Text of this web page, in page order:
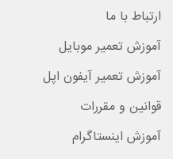
ارتباط با ما
آموزش تعمیر موبایل
آموزش تعمیر آیفون اپل
قوانین و مقررات
آموزش اینستاگرام